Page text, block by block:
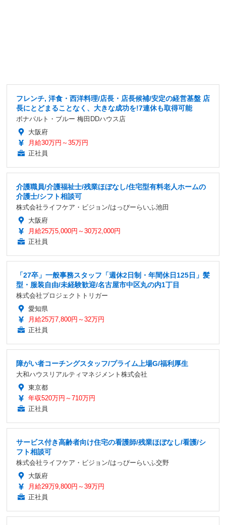
フレンチ, 洋食・西洋料理/店長・店長候補/安定の経営基盤 店
長にとどまることなく、大きな成功を!7連休も取得可能
ボナパルト・ブルー 梅田DDハウス店
大阪府
月給30万円～35万円
正社員
介護職員/介護福祉士/残業ほぼなし/住宅型有料老人ホームの
介護士/シフト相談可
株式会社ライフケア・ビジョン/はっぴーらいふ池田
大阪府
月給25万5,000円～30万2,000円
正社員
「27卒」一般事務スタッフ「週休2日制・年間休日125日」髪
型・服装自由/未経験歓迎/名古屋市中区丸の内1丁目
株式会社プロジェクトトリガー
愛知県
月給25万7,800円～32万円
正社員
障がい者コーチングスタッフ/プライム上場G/福利厚生
大和ハウスリアルティマネジメント株式会社
東京都
年収520万円～710万円
正社員
サービス付き高齢者向け住宅の看護師/残業ほぼなし/看護/シ
フト相談可
株式会社ライフケア・ビジョン/はっぴーらいふ交野
大阪府
月給29万9,800円～39万円
正社員